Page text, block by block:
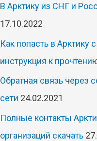
В Арктику из СНГ и
17.10.2022
Как попасть в Арктику
инструкция к
Обратная связь через
сети 24.02.2021
Полные контакты
организаций скачать